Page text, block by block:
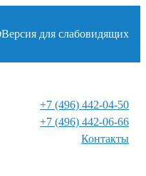
Версия для слабовидящих
+7 (496) 442-04-50
+7 (496) 442-06-66
Контакты⁠